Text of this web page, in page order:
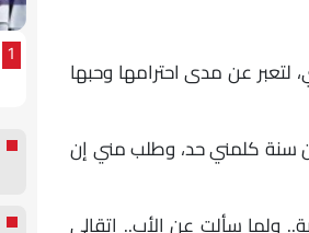
عن مدى احترامها وحبها
سنة كلمني حد، وطلب مني إن
ولما سألت عن الأب.. اتقالي
1